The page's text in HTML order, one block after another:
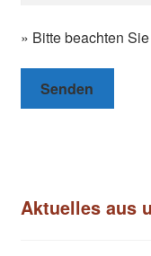
» Bitte beachten
Aktuelles aus